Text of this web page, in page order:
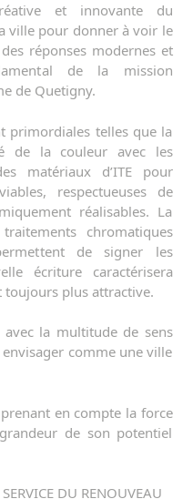
et innovante du
ville pour donner à voir le
réponses modernes et
de la mission
de Quetigny.
primordiales telles que la
de la couleur avec les
matériaux d’ITE pour
respectueuses de
réalisables. La
chromatiques
de signer les
écriture caractérisera
plus attractive.
la multitude de sens
comme une ville
en compte la force
de son potentiel
DU RENOUVEAU